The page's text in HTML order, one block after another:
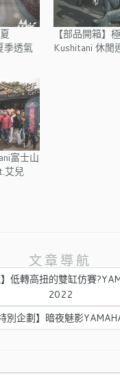
季透氣
【部品開箱】
Kushitani 休閒
富士山
艾兒
文章導航
】低轉高扭的雙缸仿賽
2022
特別企劃】暗夜魅影